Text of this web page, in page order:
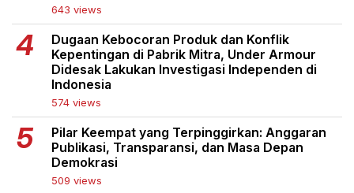
643 views
Dugaan Kebocoran Produk dan Konflik
Kepentingan di Pabrik Mitra, Under Armour
Didesak Lakukan Investigasi Independen di
Indonesia
574 views
Pilar Keempat yang Terpinggirkan: Anggaran
Publikasi, Transparansi, dan Masa Depan
Demokrasi
509 views